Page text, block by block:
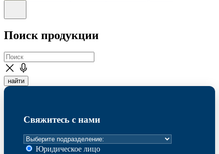
Поиск продукции
найти
Свяжитесь с нами
Юридическое лицо